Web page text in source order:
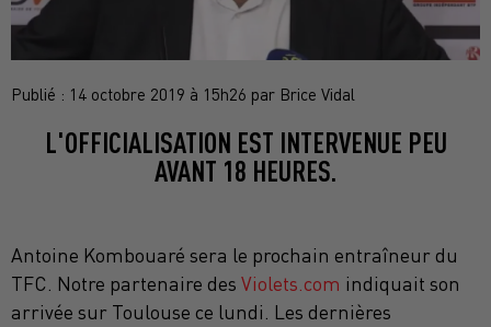
Publié : 14 octobre 2019 à 15h26 par Brice Vidal
L'OFFICIALISATION EST INTERVENUE PEU
AVANT 18 HEURES.
Antoine Kombouaré sera le prochain entraîneur du
TFC. Notre partenaire des Violets.com indiquait son
arrivée sur Toulouse ce lundi. Les dernières